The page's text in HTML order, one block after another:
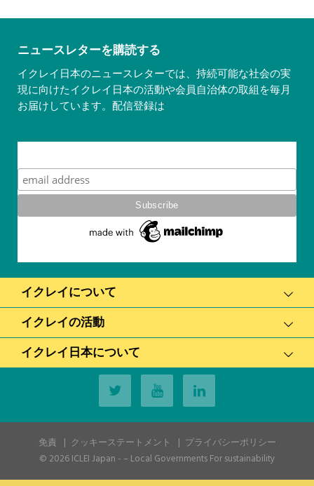
ニュースレターを購読する
イクレイ日本のニュースレターでは、持続可能な社会の実
現に向けたイクレイ日本の活動や会員自治体の取組を毎月
お届けしています。配信登録は
イクレイについて
イクレイの活動
イクレイ日本について
免責 クッキーステートメント
プライバシーポリシー
© 2026ICLEI Japan - – Local Governments For sustainability